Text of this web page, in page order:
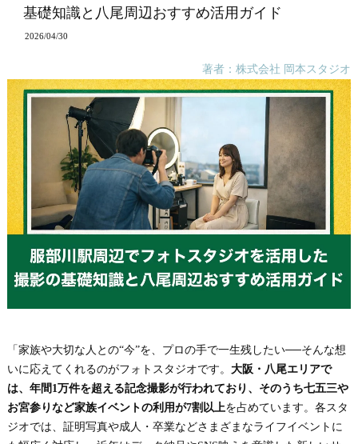
基礎知識と八尾周辺おすすめ活用ガイド
2026/04/30
著者：株式会社 岡本スタジオ
「家族や大切な人との“今”を、プロの手で一生残したい──そんな想
いに応えてくれるのがフォトスタジオです。 大阪・八尾エリアで
は、年間1万件を超える記念撮影が行われており、そのうち七五三や
お宮参りなど家族イベントの利用が7割以上を占めています。各スタ
ジオでは、証明写真や成人・卒業などさまざまなライフイベントに